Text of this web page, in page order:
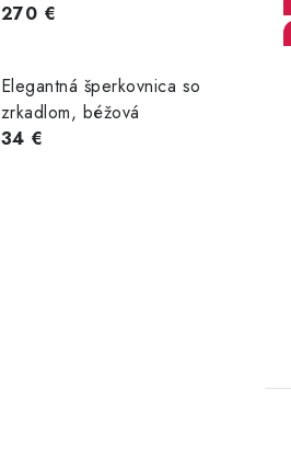
270 €
Elegantná šperkovnica so
zrkadlom, béžová
34 €